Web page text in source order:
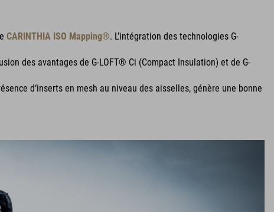
CARINTHIA ISO Mapping®. L’intégration des technologies G-
des avantages de G-LOFT® Ci (Compact Insulation) et de G-
d‘inserts en mesh au niveau des aisselles, génère une bonne